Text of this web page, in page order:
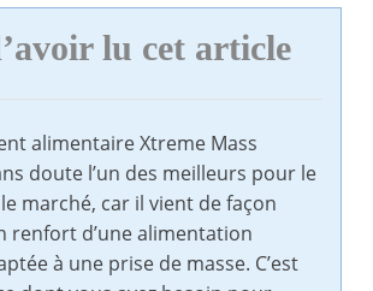
lu cet article
alimentaire Xtreme Mass
doute l’un des meilleurs pour le
marché, car il vient de façon
renfort d’une alimentation
à une prise de masse. C’est